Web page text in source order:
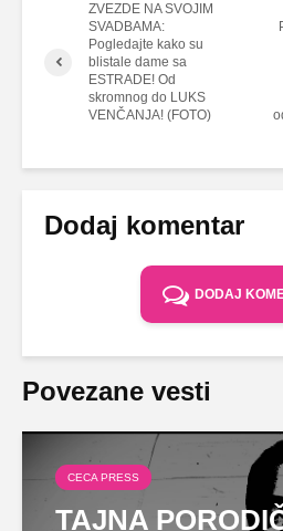
ZVEZDE NA SVOJIM
SVADBAMA:
Pogledajte kako su
blistale dame sa
ESTRADE! Od
skromnog do LUKS
VENČANJA! (FOTO)
Dodaj komentar
DODAJ
Povezane vesti
CECA PRESS
TAJNA